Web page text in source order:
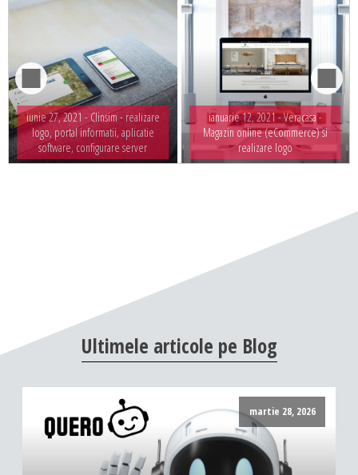
iunie 27, 2021 - Clinsim - realizare
logo, portal informatii, aplicatie
software, configurare server
ianuarie 12, 2021 -Veracasa -
Magazin online (eCommerce) si
realizare logo
Ultimele articole pe Blog
martie 28, 2026